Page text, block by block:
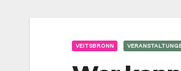
VEITSBRONN